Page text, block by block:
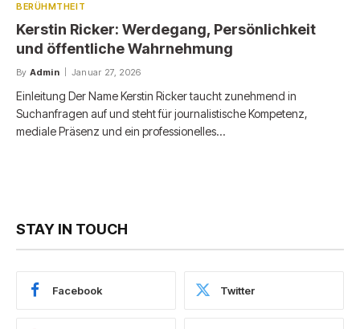
BERÜHMTHEIT
Kerstin Ricker: Werdegang, Persönlichkeit
und öffentliche Wahrnehmung
By Admin Januar 27, 2026
Einleitung Der Name Kerstin Ricker taucht zunehmend in
Suchanfragen auf und steht für journalistische Kompetenz,
mediale Präsenz und ein professionelles…
STAY IN TOUCH
Facebook Twitter